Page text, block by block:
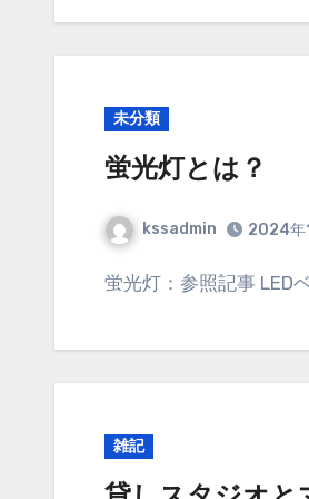
未分類
蛍光灯とは？
kssadmin 2024年
蛍光灯：参照記事
雑記